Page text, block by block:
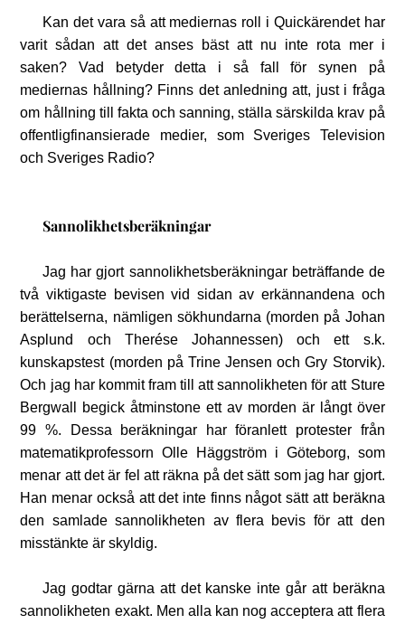
Kan det vara så att mediernas roll i Quickärendet har
varit sådan att det anses bäst att nu inte rota mer i
saken? Vad betyder detta i så fall för synen på
mediernas hållning? Finns det anledning att, just i fråga
om hållning till fakta och sanning, ställa särskilda krav på
offentligfinansierade medier, som Sveriges Television
och Sveriges Radio?
Sannolikhetsberäkningar
Jag har gjort sannolikhetsberäkningar beträffande de
två viktigaste bevisen vid sidan av erkännandena och
berättelserna, nämligen sökhundarna (morden på Johan
Asplund och Therése Johannessen) och ett s.k.
kunskapstest (morden på Trine Jensen och Gry Storvik).
Och jag har kommit fram till att sannolikheten för att Sture
Bergwall begick åtminstone ett av morden är långt över
99 %. Dessa beräkningar har föranlett protester från
matematikprofessorn Olle Häggström i Göteborg, som
menar att det är fel att räkna på det sätt som jag har gjort.
Han menar också att det inte finns något sätt att beräkna
den samlade sannolikheten av flera bevis för att den
misstänkte är skyldig.
Jag godtar gärna att det kanske inte går att beräkna
sannolikheten exakt. Men alla kan nog acceptera att flera